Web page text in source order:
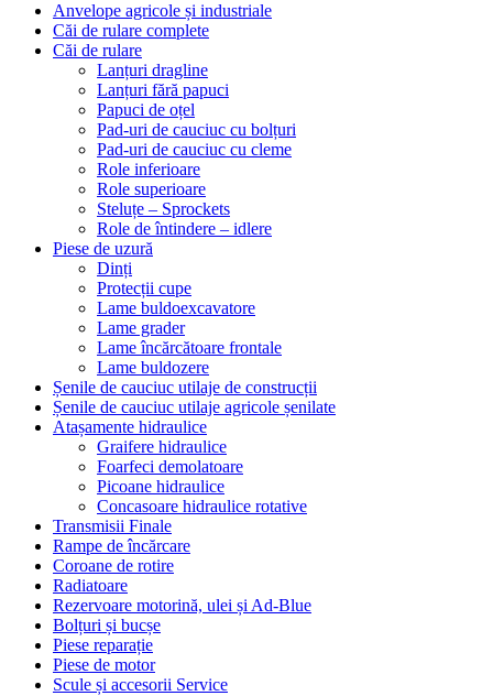
Anvelope agricole și industriale
Căi de rulare complete
Căi de rulare
Lanțuri dragline
Lanțuri fără papuci
Papuci de oțel
Pad-uri de cauciuc cu bolțuri
Pad-uri de cauciuc cu cleme
Role inferioare
Role superioare
Steluțe – Sprockets
Role de întindere – idlere
Piese de uzură
Dinți
Protecții cupe
Lame buldoexcavatore
Lame grader
Lame încărcătoare frontale
Lame buldozere
Șenile de cauciuc utilaje de construcții
Șenile de cauciuc utilaje agricole șenilate
Atașamente hidraulice
Graifere hidraulice
Foarfeci demolatoare
Picoane hidraulice
Concasoare hidraulice rotative
Transmisii Finale
Rampe de încărcare
Coroane de rotire
Radiatoare
Rezervoare motorină, ulei și Ad-Blue
Bolțuri și bucșe
Piese reparație
Piese de motor
Scule și accesorii Service